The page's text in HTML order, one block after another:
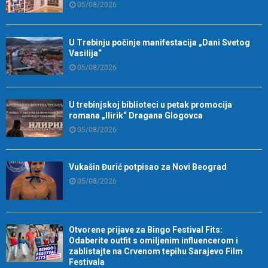
05/08/2026
U Trebinju počinje manifestacija „Dani Svetog
Vasilija“
05/08/2026
U trebinjskoj biblioteci u petak promocija
romana „Ilirik“ Dragana Glogovca
05/08/2026
Vukašin Đurić potpisao za Novi Beograd
05/08/2026
Otvorene prijave za Bingo Festival Fits:
Odaberite outfit s omiljenim influencerom i
zablistajte na Crvenom tepihu Sarajevo Film
Festivala